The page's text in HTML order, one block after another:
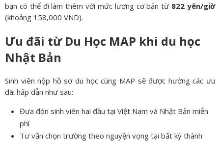
bạn có thể đi làm thêm với mức lương cơ bản từ 822 yên/giờ
(khoảng 158,000 VND).
Ưu đãi từ Du Học MAP khi du học
Nhật Bản
Sinh viên nộp hồ sơ du học cùng MAP sẽ được hưởng các ưu
đãi hấp dẫn như sau:
Đưa đón sinh viên hai đầu tại Việt Nam và Nhật Bản miễn
phí
Tư vấn chọn trường theo nguyện vọng tại bất kỳ thành